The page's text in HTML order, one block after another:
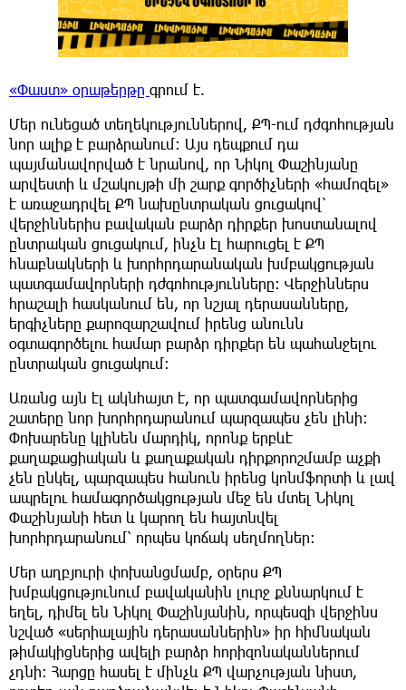
«Փաստ» օրաթերթը գրում է.
Մեր ունեցած տեղեկություններով, ՔՊ-ում դժգոհության
նոր ալիք է բարձրանում։ Այս դեպքում դա
պայմանավորված է նրանով, որ Նիկոլ Փաշինյանը
արվեստի և մշակույթի մի շարք գործիչների «համոզել»
է առաջադրվել ՔՊ նախընտրական ցուցակով՝
վերջիններիս բավական բարձր դիրքեր խոստանալով
ընտրական ցուցակում, ինչն էլ հարուցել է ՔՊ
հնաբնակների և խորհրդարանական խմբակցության
պատգամավորների դժգոհությունները։ Վերջիններս
հրաշալի հասկանում են, որ նշյալ դերասանները,
երգիչները քարոզարշավում իրենց անունն
օգտագործելու համար բարձր դիրքեր են պահանջելու
ընտրական ցուցակում։
Առանց այն էլ ակնհայտ է, որ պատգամավորներից
շատերը նոր խորհրդարանում պարզապես չեն լինի։
Փոխարենը կլինեն մարդիկ, որոնք երբևէ
քաղաքացիական և քաղաքական դիրքորոշմամբ աչքի
չեն ընկել, պարզապես հանուն իրենց կոնմֆորտի և լավ
ապրելու համագործակցության մեջ են մտել Նիկոլ
Փաշինյանի հետ և կարող են հայտնվել
խորհրդարանում՝ որպես կոճակ սեղմողներ։
Մեր աղբյուրի փոխանցմամբ, օրերս ՔՊ
խմբակցությունում բավականին լուրջ քննարկում է
եղել, դիմել են Նիկոլ Փաշինյանին, որպեսզի վերջինս
նշված «սերիալային դերասաններին» իր հիմնական
թիմակիցներից ավելի բարձր հորիզոնականներում
չդնի։ Հարցը հասել է մինչև ՔՊ վարչության նիստ,